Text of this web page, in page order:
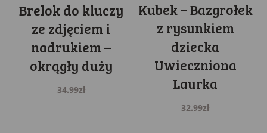
Brelok do kluczy
ze zdjęciem i
nadrukiem –
okrągły duży
34.99zł
Kubek – Bazgrołek
z rysunkiem
dziecka
Uwieczniona
Laurka
32.99zł